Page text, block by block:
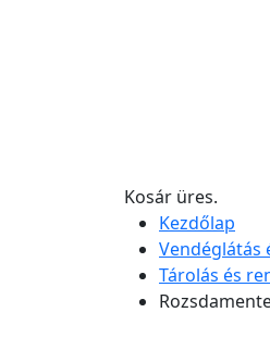
Kosár üres.
Kezdőlap
Vendéglátás
Tárolás és